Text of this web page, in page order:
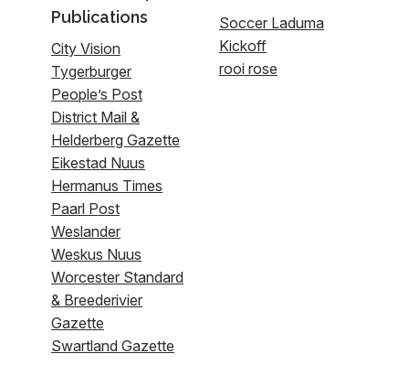
Publications
City Vision
Tygerburger
People’s Post
District Mail &
Helderberg Gazette
Eikestad Nuus
Hermanus Times
Paarl Post
Weslander
Weskus Nuus
Worcester Standard
& Breederivier
Gazette
Swartland Gazette
Soccer Laduma
Kickoff
rooi rose